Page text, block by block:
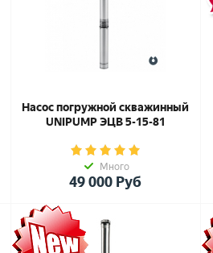
Насос погружной скважинный
UNIPUMP ЭЦВ 5-15-81
Много
49 000 Руб